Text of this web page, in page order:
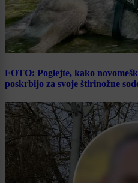
FOTO: Poglejte, kako
poskrbijo za svoje štirinožne